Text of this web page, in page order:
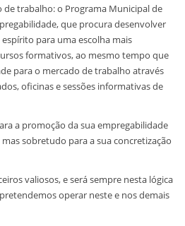
trabalho: o Programa Municipal de
que procura desenvolver
para uma escolha mais
formativos, ao mesmo tempo que
para o mercado de trabalho através
oficinas e sessões informativas de
a promoção da sua empregabilidade
sobretudo para a sua concretização
valiosos, e será sempre nesta lógica
operar neste e nos demais